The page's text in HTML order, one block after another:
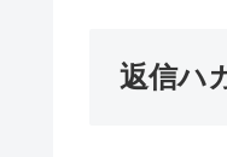
返信ハ